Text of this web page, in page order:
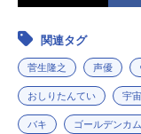
関連タグ
菅生隆之 声優
おしりたんてい 宇
バキ ゴールデンカ